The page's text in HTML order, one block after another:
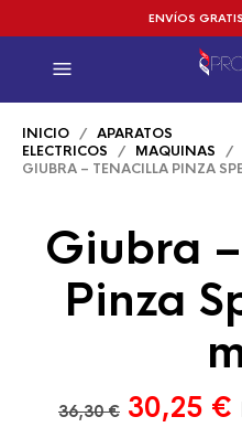
ENVÍOS GRATIS
INICIO / APARATOS
ELECTRICOS / MAQUINAS /
GIUBRA – TENACILLA PINZA
Giubra
Pinza
36,30€ El
30,25 €